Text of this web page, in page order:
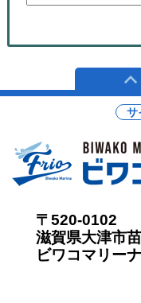
サ
〒520-0102
滋賀県大津市
ビワコマリー